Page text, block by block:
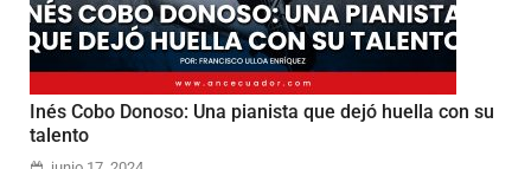
Inés Cobo Donoso: Una pianista que dejó huella con su
talento